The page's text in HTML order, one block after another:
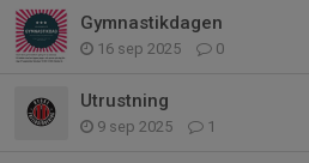
Gymnastikdagen
16 sep 2025 0
Utrustning
9 sep 2025 1